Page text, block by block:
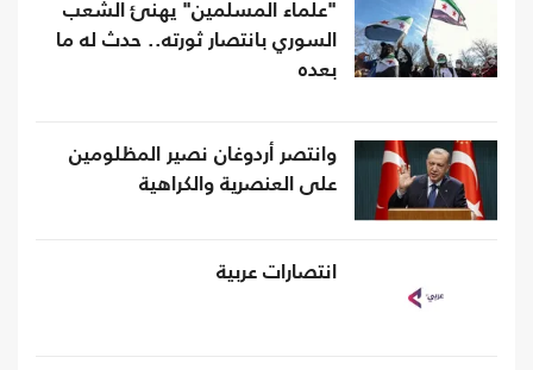
"علماء المسلمين" يهنئ الشعب
السوري بانتصار ثورته.. حدث له ما
بعده
وانتصر أردوغان نصير المظلومين
على العنصرية والكراهية
انتصارات عربية